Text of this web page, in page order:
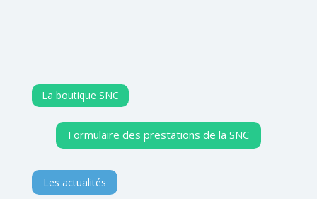
La boutique SNC
Formulaire des prestations de la SNC
Les actualités